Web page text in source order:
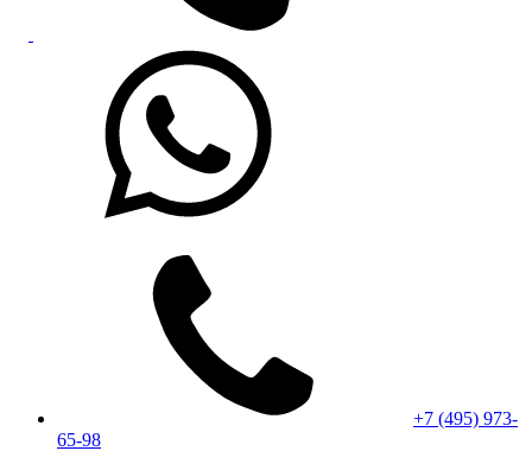
+7 (495) 973-
65-98